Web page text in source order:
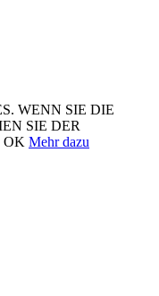
WENN SIE DIE
SIE DER
OK Mehr dazu